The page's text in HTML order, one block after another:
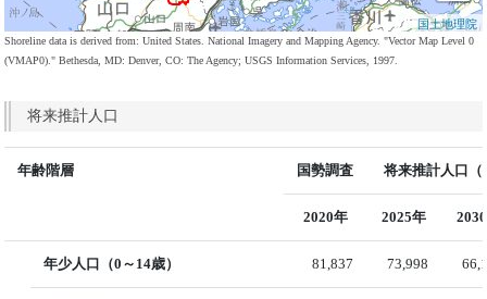
国土地理院
Shoreline data is derived from: United States. National Imagery and Mapping Agency. "Vector Map Level 0
(VMAP0)." Bethesda, MD: Denver, CO: The Agency; USGS Information Services, 1997.
将来推計人口
年齢階層 国勢調査 将来推計人口（
2020年 2025年
年少人口（0～14歳） 81,837 73,998